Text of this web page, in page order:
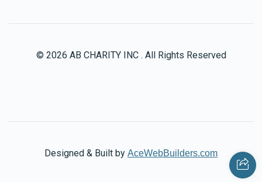
© 2026 AB CHARITY INC . All Rights Reserved
Designed & Built by AceWebBuilders.com